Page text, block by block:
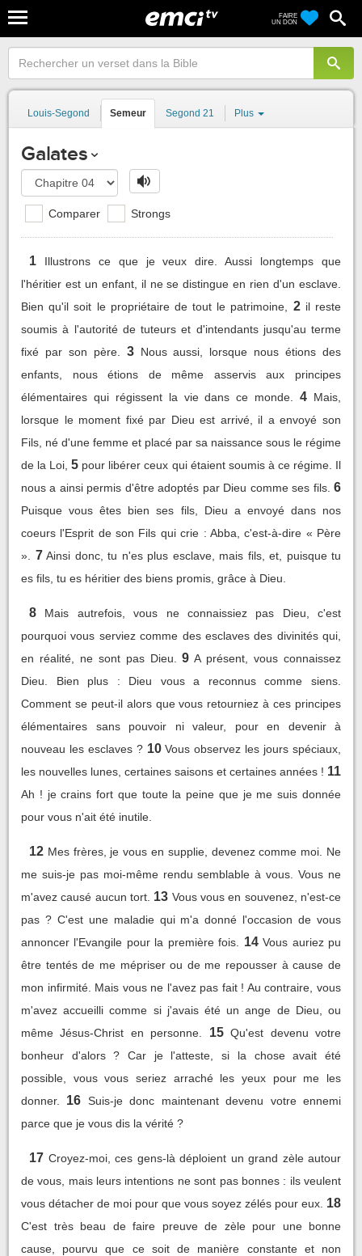
FAIRE
UN DON
Louis-Segond Semeur Segond 21 Plus
Galates
Comparer Strongs
1
Illustrons ce que je veux dire. Aussi longtemps que
l'héritier est un enfant, il ne se distingue en rien d'un esclave.
Bien qu'il soit le propriétaire de tout le patrimoine,
2 il reste
soumis à l'autorité de tuteurs et d'intendants jusqu'au terme
fixé par son père.
3 Nous aussi, lorsque nous étions des
enfants, nous étions de même asservis aux principes
élémentaires qui régissent la vie dans ce monde.
4 Mais,
lorsque le moment fixé par Dieu est arrivé, il a envoyé son
Fils, né d'une femme et placé par sa naissance sous le régime
de la Loi, 5 pour libérer ceux qui étaient soumis à ce régime. Il
nous a ainsi permis d'être adoptés par Dieu comme ses fils. 6
Puisque vous êtes bien ses fils, Dieu a envoyé dans nos
coeurs l'Esprit de son Fils qui crie : Abba, c'est-à-dire « Père
».
7 Ainsi donc, tu n'es plus esclave, mais fils, et, puisque tu
es fils, tu es héritier des biens promis, grâce à Dieu.
8
Mais autrefois, vous ne connaissiez pas Dieu, c'est
pourquoi vous serviez comme des esclaves des divinités qui,
en réalité, ne sont pas Dieu.
9 A présent, vous connaissez
Dieu. Bien plus : Dieu vous a reconnus comme siens.
Comment se peut-il alors que vous retourniez à ces principes
élémentaires sans pouvoir ni valeur, pour en devenir à
nouveau les esclaves ? 10 Vous observez les jours spéciaux,
les nouvelles lunes, certaines saisons et certaines années ! 11
Ah ! je crains fort que toute la peine que je me suis donnée
pour vous n'ait été inutile.
12 Mes frères, je vous en supplie, devenez comme moi. Ne
me suis-je pas moi-même rendu semblable à vous. Vous ne
m'avez causé aucun tort. 13 Vous vous en souvenez, n'est-ce
pas ? C'est une maladie qui m'a donné l'occasion de vous
annoncer l'Evangile pour la première fois.
14 Vous auriez pu
être tentés de me mépriser ou de me repousser à cause de
mon infirmité. Mais vous ne l'avez pas fait ! Au contraire, vous
m'avez accueilli comme si j'avais été un ange de Dieu, ou
même Jésus-Christ en personne.
15 Qu'est devenu votre
bonheur d'alors ? Car je l'atteste, si la chose avait été
possible, vous vous seriez arraché les yeux pour me les
donner.
16 Suis-je donc maintenant devenu votre ennemi
parce que je vous dis la vérité ?
17 Croyez-moi, ces gens-là déploient un grand zèle autour
de vous, mais leurs intentions ne sont pas bonnes : ils veulent
vous détacher de moi pour que vous soyez zélés pour eux. 18
C'est très beau de faire preuve de zèle pour une bonne
cause, pourvu que ce soit de manière constante et non